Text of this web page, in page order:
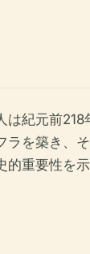
紀元前
を築き、
的重要性を